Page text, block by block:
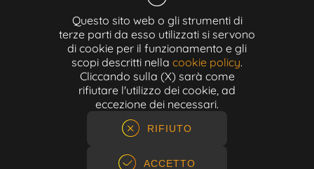
Questo sito web o gli strumenti di
terze parti da esso utilizzati si servono
di cookie per il funzionamento e gli
scopi descritti nella cookie policy.
Cliccando sulla (X) sarà come
rifiutare l'utilizzo dei cookie, ad
eccezione dei necessari.
RIFIUTO
ACCETTO
+39 059.454622
info@victoriacinema.it
Partita IVA: 02603471208
N-REA: 452611
Capitale sociale: 300.000,00€